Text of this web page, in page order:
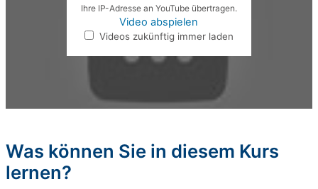
Ihre IP-Adresse an YouTube übertragen.
Video abspielen
Videos zukünftig immer laden
Was können Sie in diesem Kurs
lernen?